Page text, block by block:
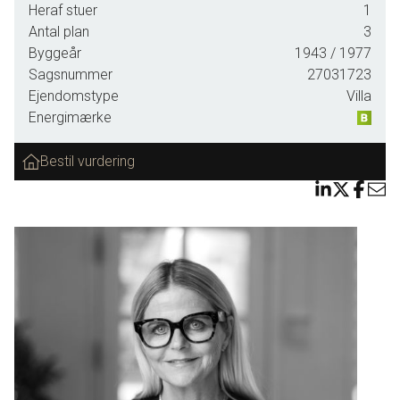
denne ejendom. Villaen er moderniseret med fokus på
kvalitet samt funktionalitet - dette giver i sin helhed et
komfortabelt og indbydende hjem i hjertet af Herning.
Villaen er en smuk rødstensvilla med skiffertag, opført i
1943 og rummer et boligareal på 144 kvm. samt 85 kvm
udgravet og understøbt kælder med gulvvarme. Alt el samt
samtlige rør er udskiftet. Endvidere er der styring af lys i
hele huset, lysdæmper i alle rum samt en sluk-alt-knap. Vola
gennemtænkte. Villaen opvarmes med fjernvarme.
INDRETNING: Det første man møder, når man træder ind i
denne fantastiske villa, er en både smuk og elegant entre
med stilfulde klinker samt gulvvarme. Dernæst træder man
ind i hjerterummet. Et lækkert stort køkken/alrum med
mørke egetræslåger fra Designa, som virkelig giver et
stilfuldt look. På køkken øén er der mulighed for at nyde sin
morgenmad med plads til 4 personer. Fra alrummet er der
Heraf stuer
1
Antal plan
3
Byggeår
1943 / 1977
Sagsnummer
27031723
Ejendomstype
Villa
Energimærke
Bestil vurdering